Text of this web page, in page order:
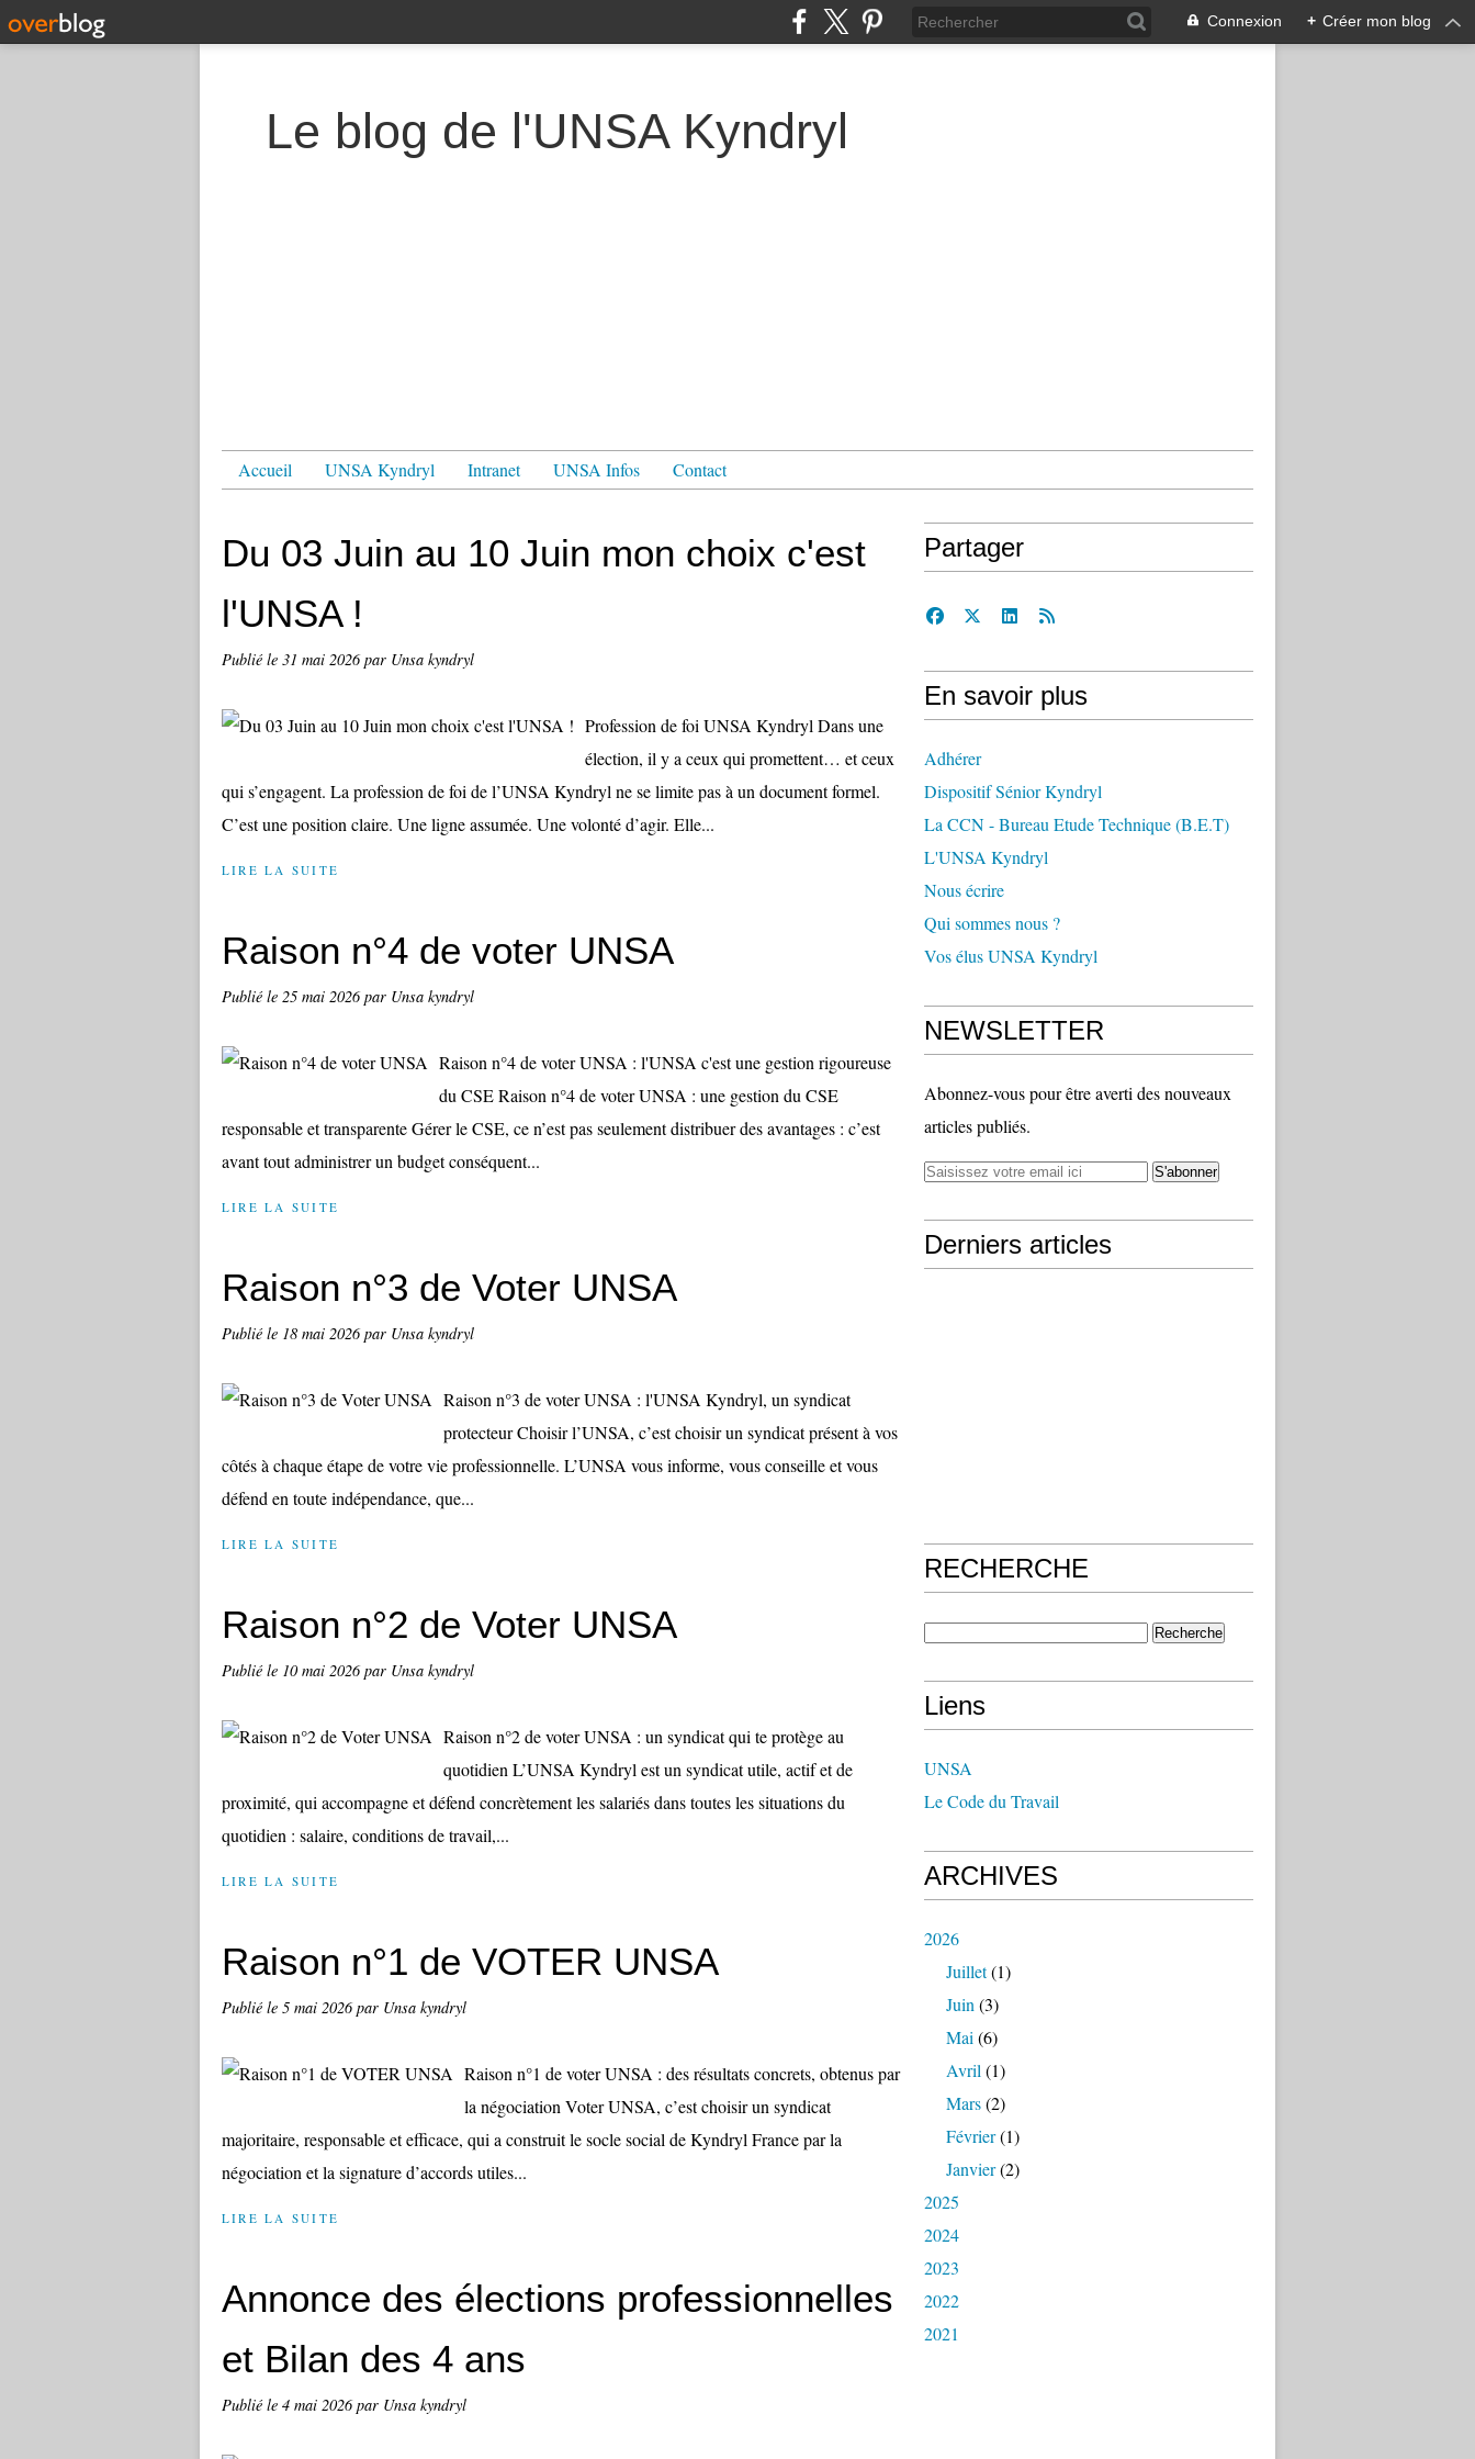
Connexion + Créer mon blog
Le blog de l'UNSA Kyndryl
Accueil UNSA Kyndryl Intranet UNSA Infos Contact
Du 03 Juin au 10 Juin mon choix c'est
l'UNSA !
Publié le 31 mai 2026par Unsa kyndryl
Profession de foi UNSA Kyndryl Dans une
élection, il y a ceux qui promettent… et ceux
qui s’engagent. La profession de foi de l’UNSA Kyndryl ne se limite pas à un document formel.
C’est une position claire. Une ligne assumée. Une volonté d’agir. Elle...
LIRE LA SUITE
Raison n°4 de voter UNSA
Publié le 25 mai 2026par Unsa kyndryl
Raison n°4 de voter UNSA : l'UNSA c'est une gestion rigoureuse
du CSE Raison n°4 de voter UNSA : une gestion du CSE
responsable et transparente Gérer le CSE, ce n’est pas seulement distribuer des avantages : c’est
avant tout administrer un budget conséquent...
LIRE LA SUITE
Raison n°3 de Voter UNSA
Publié le 18 mai 2026par Unsa kyndryl
Raison n°3 de voter UNSA : l'UNSA Kyndryl, un syndicat
protecteur Choisir l’UNSA, c’est choisir un syndicat présent à vos
côtés à chaque étape de votre vie professionnelle. L’UNSA vous informe, vous conseille et vous
défend en toute indépendance, que...
LIRE LA SUITE
Raison n°2 de Voter UNSA
Publié le 10 mai 2026par Unsa kyndryl
Raison n°2 de voter UNSA : un syndicat qui te protège au
quotidien L’UNSA Kyndryl est un syndicat utile, actif et de
proximité, qui accompagne et défend concrètement les salariés dans toutes les situations du
quotidien : salaire, conditions de travail,...
LIRE LA SUITE
Raison n°1 de VOTER UNSA
Publié le 5 mai 2026par Unsa kyndryl
Raison n°1 de voter UNSA : des résultats concrets, obtenus par
la négociation Voter UNSA, c’est choisir un syndicat
majoritaire, responsable et efficace, qui a construit le socle social de Kyndryl France par la
négociation et la signature d’accords utiles...
LIRE LA SUITE
Annonce des élections professionnelles
et Bilan des 4 ans
Publié le 4 mai 2026par Unsa kyndryl
Partager
En savoir plus
Adhérer
Dispositif Sénior Kyndryl
La CCN - Bureau Etude Technique (B.E.T)
L'UNSA Kyndryl
Nous écrire
Qui sommes nous ?
Vos élus UNSA Kyndryl
NEWSLETTER
Abonnez-vous pour être averti des nouveaux
articles publiés.
Derniers articles
RECHERCHE
Liens
UNSA
Le Code du Travail
ARCHIVES
2026
Juillet(1)
Juin (3)
Mai (6)
Avril (1)
Mars(2)
Février(1)
Janvier(2)
2025
2024
2023
2022
2021